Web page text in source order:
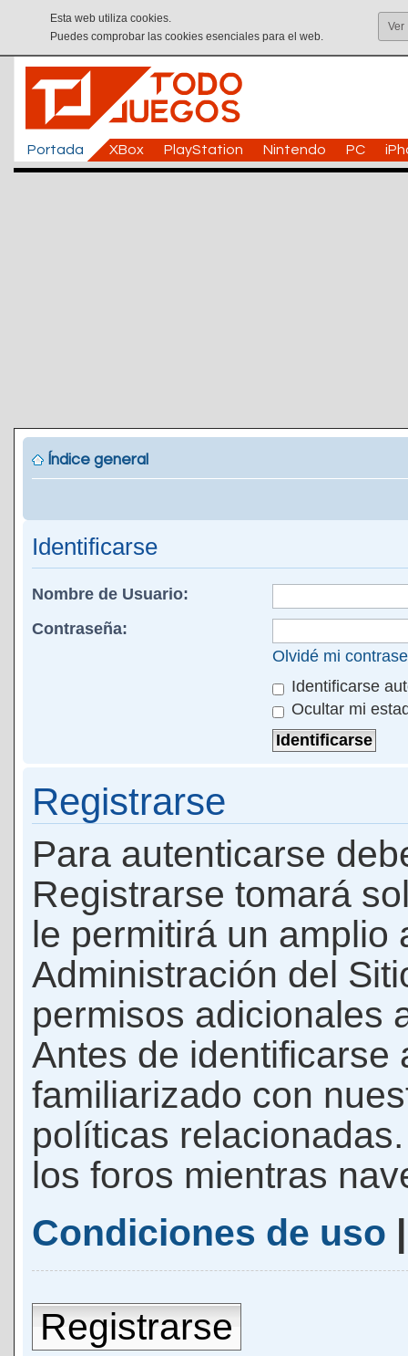
Esta web utiliza cookies.
Puedes comprobar las cookies esenciales para el web.
Ver
Portada XBox PlayStation Nintendo PC
Índice general
Identificarse
Nombre de Usuario:
Contraseña:
Olvidé mi
Identificarse
Ocultar mi
Registrarse
Para autenticarse
Registrarse tomará
le permitirá un amplio
Administración del
permisos adicionales
Antes de identificarse
familiarizado con
políticas
los foros mientras
Condiciones de uso
Registrarse